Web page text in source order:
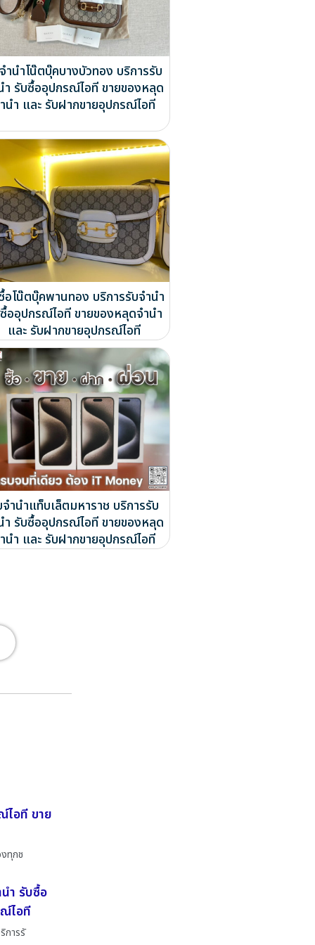
ำนำโน๊ตบุ๊คบางบัวทอง บริการรับ
ำ รับซื้ออุปกรณ์ไอที ขายของหลุด
นำ และ รับฝากขายอุปกรณ์ไอที
อโน๊ตบุ๊คพานทอง บริการรับจำนำ
ออุปกรณ์ไอที ขายของหลุดจำนำ
และ รับฝากขายอุปกรณ์ไอที
ำนำแท็บเล็ตมหาราช บริการรับ
ำ รับซื้ออุปกรณ์ไอที ขายของหลุด
นำ และ รับฝากขายอุปกรณ์ไอที
ไอที ขาย
ทุกช
ำ รับซื้อ
ไอที
การรั